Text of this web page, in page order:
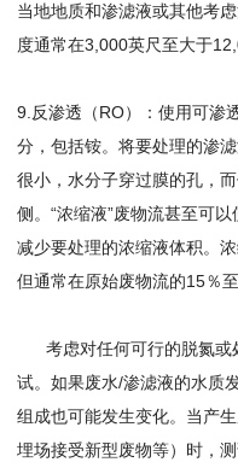
当地地质和渗滤液或其他考
度通常在3,000英尺至大于
9.反渗透（RO）：使用可渗
分，包括铵。将要处理的渗
很小，水分子穿过膜的孔，
侧。“浓缩液”废物流甚至可
减少要处理的浓缩液体积。
但通常在原始废物流的15％至
考虑对任何可行的脱氮或
试。如果废水/渗滤液的水质
组成也可能发生变化。当产
埋场接受新型废物等）时，